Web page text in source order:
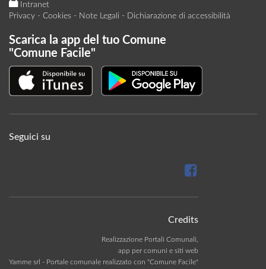
Intranet
Privacy - Cookies - Note Legali - Dichiarazione di accessibilità
Scarica la app del tuo Comune
"Comune Facile"
Seguici su
Credits
Realizzazione Portali Comunali,
app per comuni e siti web
Yamme srl - Portale comunale realizzato con "Comune Facile"